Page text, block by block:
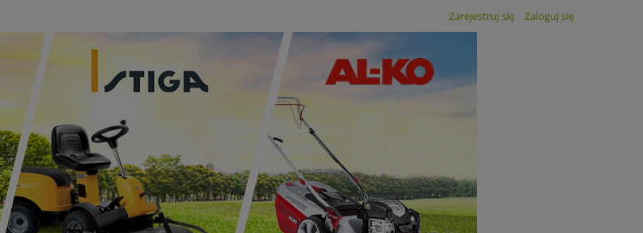
Zarejestruj się Zaloguj się